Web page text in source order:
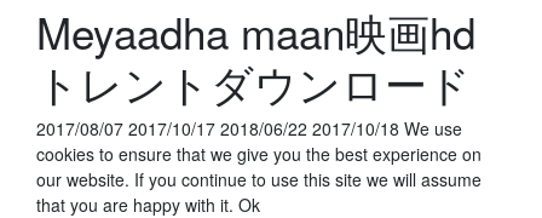
Meyaadha maan映画hd
トレントダウンロード
2017/08/07 2017/10/17 2018/06/22 2017/10/18 We use
cookies to ensure that we give you the best experience on
our website. If you continue to use this site we will assume
that you are happy with it. Ok